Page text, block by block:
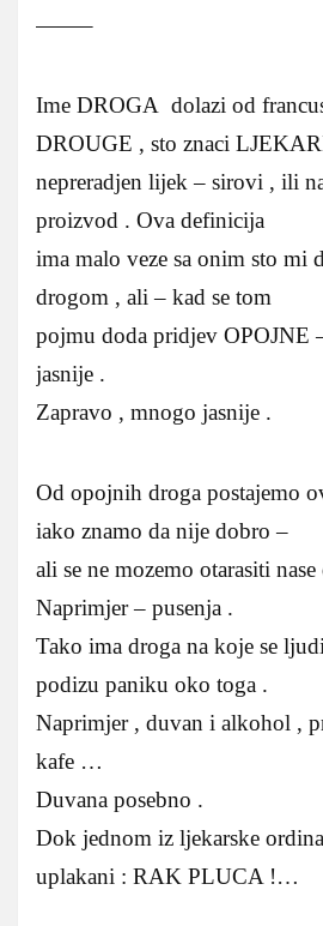
——–
Ime DROGA dolazi od
DROUGE , sto znaci
nepreradjen lijek – sirovi , ili
proizvod . Ova definicija
ima malo veze sa onim sto mi
drogom , ali – kad se tom
pojmu doda pridjev OPOJNE
jasnije .
Zapravo , mnogo jasnije .
Od opojnih droga postajemo
iako znamo da nije dobro –
ali se ne mozemo otarasiti
Naprimjer – pusenja .
Tako ima droga na koje se
podizu paniku oko toga .
Naprimjer , duvan i alkohol ,
kafe …
Duvana posebno .
Dok jednom iz ljekarske
uplakani : RAK PLUCA !…